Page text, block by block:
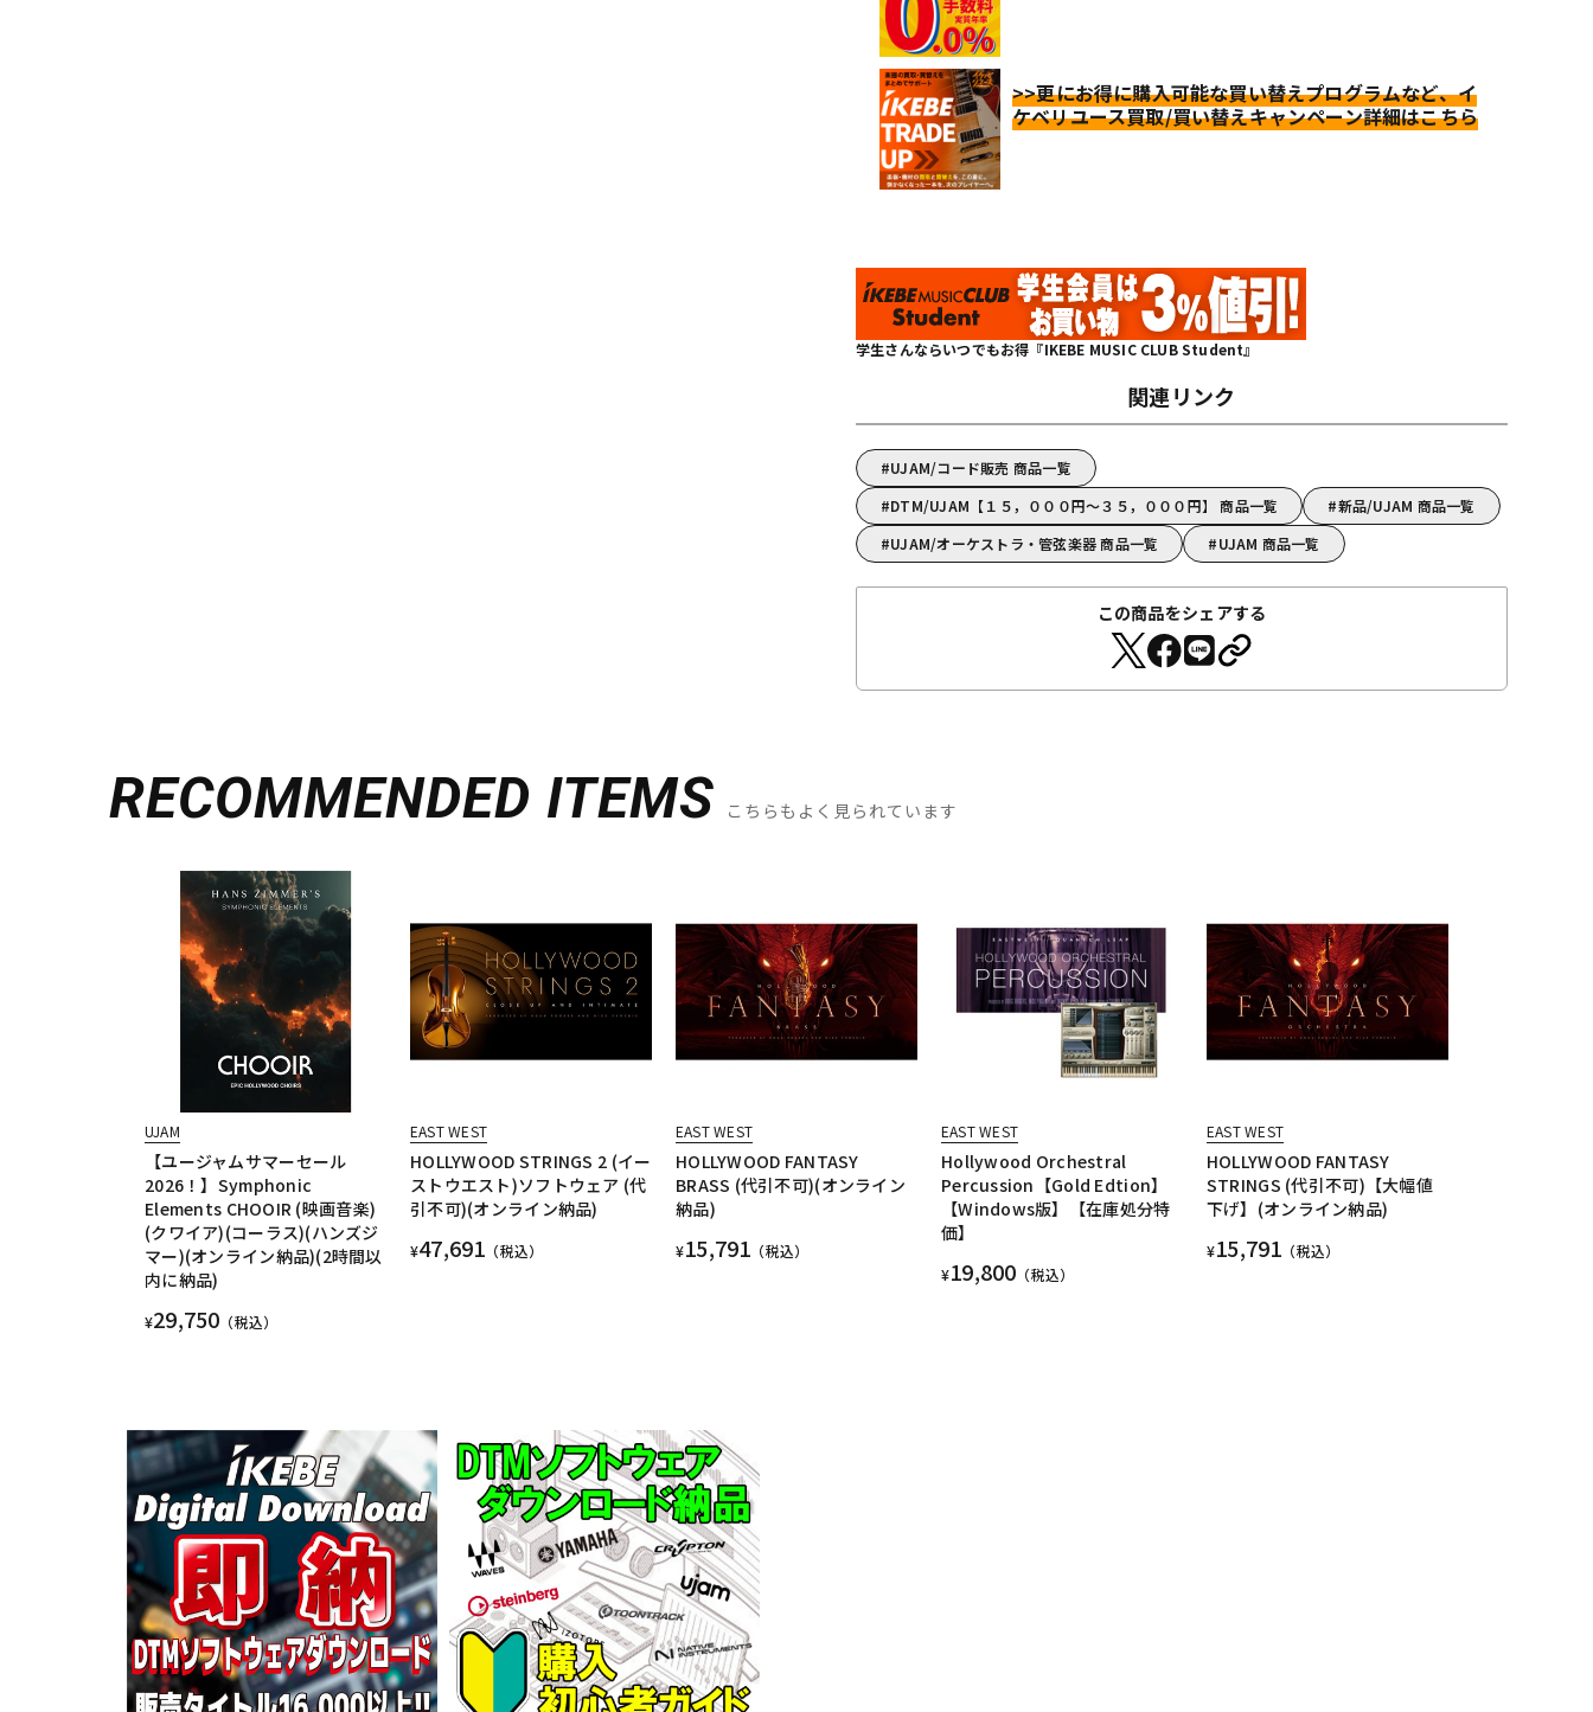
>>更にお得に購入可能な買い替えプログラムなど、イ
ケベリユース買取/買い替えキャンペーン詳細はこちら
学生さんならいつでもお得『IKEBE MUSIC CLUB Student』
関連リンク
UJAM/コード販売 商品一覧
DTM/UJAM【１５，０００円～３５，０００円】 商品一覧
新品/UJAM 商品一覧
UJAM/オーケストラ・管弦楽器 商品一覧
UJAM 商品一覧
この商品をシェアする
RECOMMENDED ITEMS こちらもよく見られています
UJAM
【ユージャムサマーセール
2026！】Symphonic
Elements CHOOIR (映画音楽)
(クワイア)(コーラス)(ハンズジ
マー)(オンライン納品)(2時間以
内に納品)
¥29,750 （税込）
EAST WEST
HOLLYWOOD STRINGS 2 (イー
ストウエスト)ソフトウェア (代
引不可)(オンライン納品)
¥47,691 （税込）
EAST WEST
HOLLYWOOD FANTASY
BRASS (代引不可)(オンライン
納品)
¥15,791 （税込）
EAST WEST
Hollywood Orchestral
Percussion【Gold Edtion】
【Windows版】【在庫処分特
価】
¥19,800 （税込）
EAST WEST
HOLLYWOOD FANTASY
STRINGS (代引不可)【大幅値
下げ】(オンライン納品)
¥15,791 （税込）